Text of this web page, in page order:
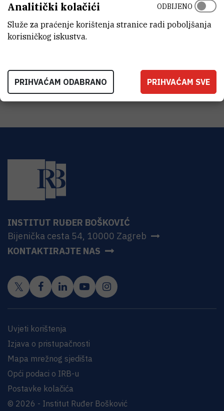
DISCIPLINE
Fizika
Vidi na croris.hr
INSTITUT RUĐER BOŠKOVIĆ
Bijenička cesta 54, 10000 Zagreb
KONTAKTIRAJTE NAS
Uvjeti korištenja
Izjava o pristupačnosti
Mapa mrežnog sjedišta
Opći podaci o IRB-u
Postavke kolačića
© 2026 - Institut Ruđer Bošković
Analitički kolačići
Služe za praćenje korištenja stranice radi poboljšanja
korisničkog iskustva.
ODBIJENO
PRIHVAĆAM ODABRANO PRIHVAĆAM SVE